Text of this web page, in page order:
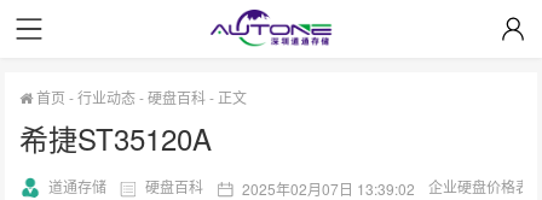
首页 -行业动态-硬盘百科- 正文
希捷ST35120A
道通存储 硬盘百科 2025年02月07日 13:39:02 企业硬盘价格表